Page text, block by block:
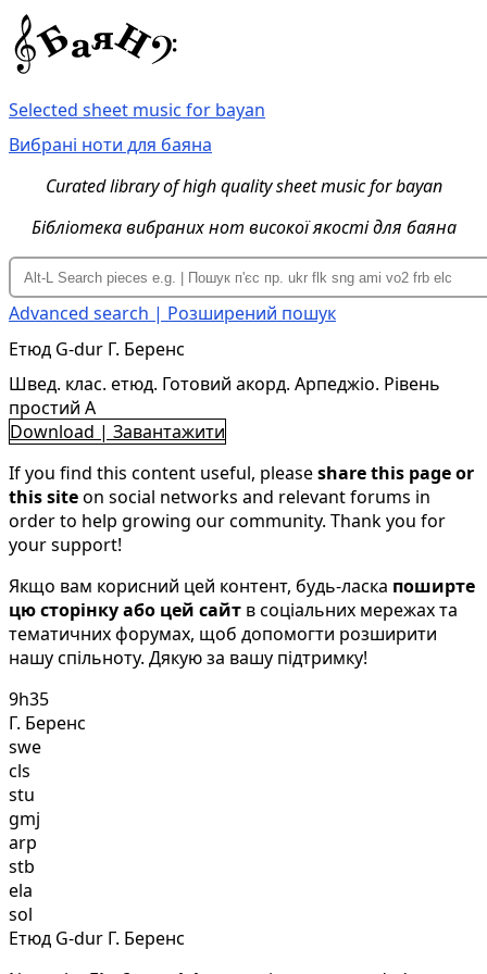
Selected sheet music for bayan
Вибрані ноти для баяна
Curated library of high quality sheet music for bayan
Бібліотека вибраних нот високої якості для баяна
Advanced search | Розширений пошук
Етюд G-dur Г. Беренс
Швед. клас. етюд. Готовий акорд. Арпеджіо. Рівень
простий A
Download | Завантажити
If you find this content useful, pleaseshare this page or
this siteon social networks and relevant forums in
order to help growing our community. Thank you for
your support!
Якщо вам корисний цей контент, будь-ласка поширте
цю сторінку або цей сайт в соціальних мережах та
тематичних форумах, щоб допомогти розширити
нашу спільноту. Дякую за вашу підтримку!
9h35
Г. Беренс
swe
cls
stu
gmj
arp
stb
ela
sol
Етюд G-dur Г. Беренс